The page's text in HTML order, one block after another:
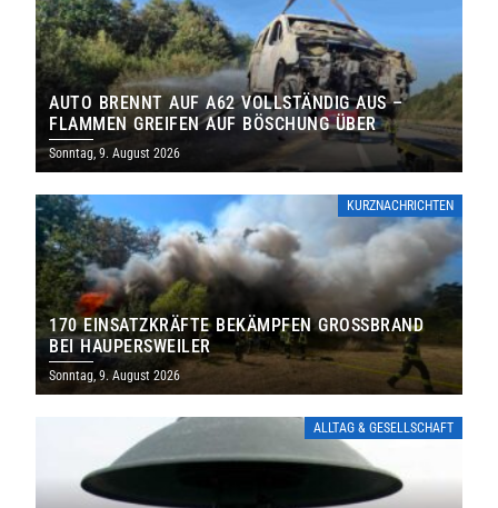
AUTO BRENNT AUF A62 VOLLSTÄNDIG AUS –
FLAMMEN GREIFEN AUF BÖSCHUNG ÜBER
Sonntag, 9. August 2026
KURZNACHRICHTEN
170 EINSATZKRÄFTE BEKÄMPFEN GROSSBRAND B
EI HAUPERSWEILER
Sonntag, 9. August 2026
ALLTAG & GESELLSCHAFT